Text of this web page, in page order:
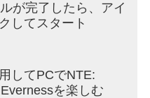
ン」が活発になって
をお忘れなく！』
から流れる噂話の
る物語の入り口。街
ドを、その足で解き
が完了したら、アイ
してスタート
してPCでNTE:
を楽しむ